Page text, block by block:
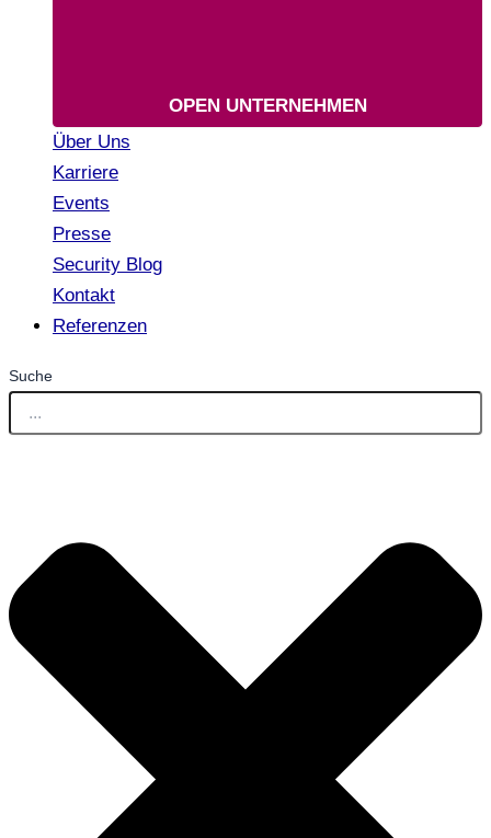
OPEN UNTERNEHMEN
Über Uns
Karriere
Events
Presse
Security Blog
Kontakt
Referenzen
Suche